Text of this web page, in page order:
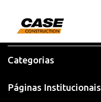
Categorias
Páginas Institucionais